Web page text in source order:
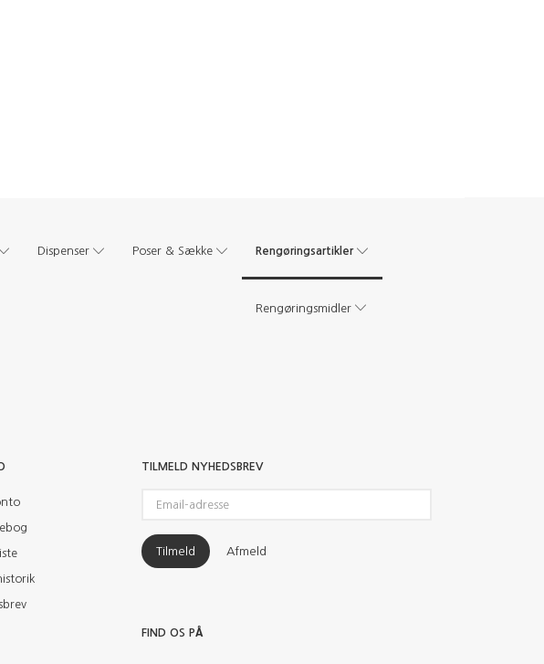
Dispenser Poser & Sække Rengøringsartikler
Rengøringsmidler
TILMELD NYHEDSBREV
adresse
Tilmeld Afmeld
FIND OS PÅ